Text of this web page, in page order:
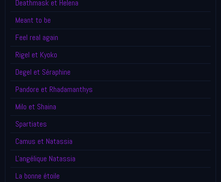
Deathmask et Helena
Meant to be
Feel real again
Rigel et Kyoko
Degel et Séraphine
Pandore et Rhadamanthys
Milo et Shaina
Spartiates
Camus et Natassia
L'angélique Natassia
La bonne étoile